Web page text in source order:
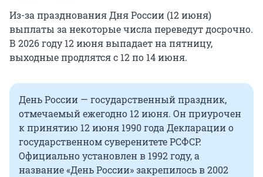
Из-за празднования Дня России (12 июня)
выплаты за некоторые числа переведут досрочно.
В 2026 году 12 июня выпадает на пятницу,
выходные продлятся с 12 по 14 июня.
День России — государственный праздник,
отмечаемый ежегодно 12 июня. Он приурочен
к принятию 12 июня 1990 года Декларации о
государственном суверенитете РСФСР.
Официально установлен в 1992 году, а
название «День России» закрепилось в 2002